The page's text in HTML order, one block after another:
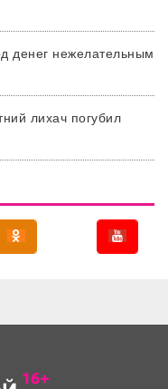
денег нежелательным
лихач погубил